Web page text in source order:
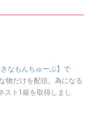
なもんちゅーぶ】 で
物だけを配信。為になる
スト1級を取得しまし